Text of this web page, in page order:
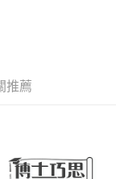
。
推薦